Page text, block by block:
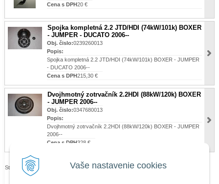
Vaše nastavenie cookies
Cena s DPH20 €
Spojka kompletná 2.2 JTD/HDI (74kW/101k) BOXER
- JUMPER - DUCATO 2006--
Obj. čislo:0239260013
Popis:
Spojka kompletná 2.2 JTD/HDI (74kW/101k) BOXER - JUMPER
- DUCATO 2006--
Cena s DPH215,30 €
Dvojhmotný zotrvačník 2.2HDI (88kW/120k) BOXER
- JUMPER 2006--
Obj. čislo:0347680013
Popis:
Dvojhmotný zotrvačník 2.2HDI (88kW/120k) BOXER - JUMPER
2006--
Cena s DPH328 €
Stránky: 1 5 >|